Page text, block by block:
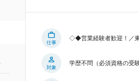
仕事
◇◆営業経験者歓迎！／
対象
学歴不問（必須資格の受